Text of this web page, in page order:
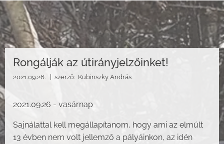
Rongálják az útirányjelzőinket!
2021.09.26. | szerző: Kubinszky András
2021.09.26 - vasárnap
Sajnálattal kell megállapítanom, hogy ami az elmúlt
13 évben nem volt jellemző a pályáinkon, az idén